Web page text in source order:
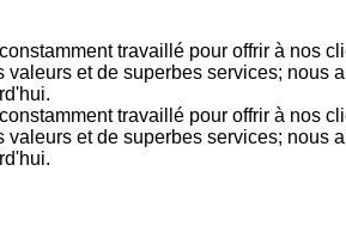
travaillé pour offrir à nos
et de superbes services;
travaillé pour offrir à nos
et de superbes services;